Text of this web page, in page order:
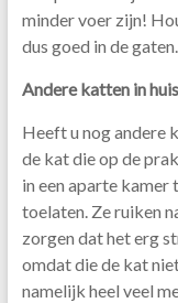
minder voer zijn!
dus goed in de gaten.
Andere katten in
Heeft u nog andere
de kat die op de
in een aparte kamer
toelaten. Ze ruiken
zorgen dat het erg
omdat die de kat
namelijk heel veel